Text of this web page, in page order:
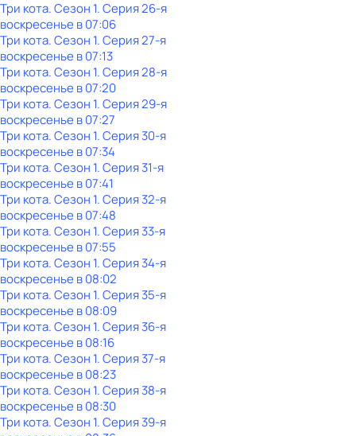
Три кота. Сезон 1. Серия 26-я
воскресенье в07:06
Три кота. Сезон 1. Серия 27-я
воскресенье в07:13
Три кота. Сезон 1. Серия 28-я
воскресенье в07:20
Три кота. Сезон 1. Серия 29-я
воскресенье в07:27
Три кота. Сезон 1. Серия 30-я
воскресенье в07:34
Три кота. Сезон 1. Серия 31-я
воскресенье в07:41
Три кота. Сезон 1. Серия 32-я
воскресенье в07:48
Три кота. Сезон 1. Серия 33-я
воскресенье в07:55
Три кота. Сезон 1. Серия 34-я
воскресенье в08:02
Три кота. Сезон 1. Серия 35-я
воскресенье в08:09
Три кота. Сезон 1. Серия 36-я
воскресенье в08:16
Три кота. Сезон 1. Серия 37-я
воскресенье в08:23
Три кота. Сезон 1. Серия 38-я
воскресенье в08:30
Три кота. Сезон 1. Серия 39-я